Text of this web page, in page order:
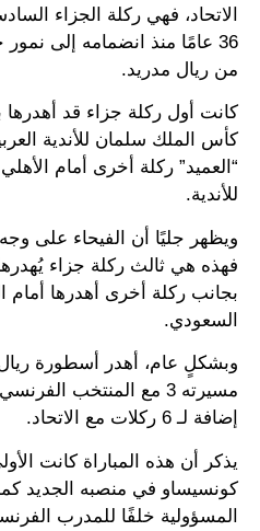
الاتحاد، فهي ركلة الجزاء
من ريال مدريد.
كانت أول ركلة جزاء قد أهدرها
كأس الملك سلمان للأندية
“العميد” ركلة أخرى أمام
للأندية.
ويظهر جليًا أن الفيحاء على
فهذه هي ثالث ركلة جزاء يُهدرها
بجانب ركلة أخرى أهدرها
السعودي.
إضافة لـ 6 ركلات مع الاتحاد.
يذكر أن هذه المباراة كانت
كونسيساو في منصبه الجديد
المسؤولية خلفًا للمدرب